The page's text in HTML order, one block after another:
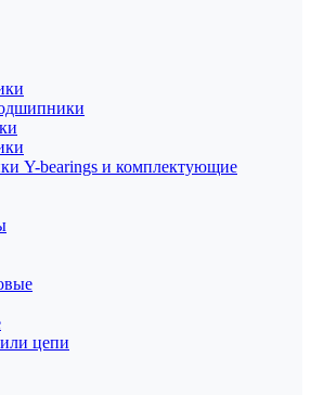
Y-bearings и комплектующие
цепи